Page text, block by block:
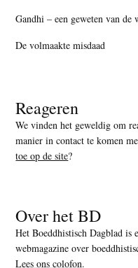
Gandhi – een geweten van
De volmaakte misdaad
Reageren
We vinden het geweldig om
manier in contact te komen
toe op de site?
Over het BD
Het Boeddhistisch Dagblad
webmagazine over
Lees ons colofon.